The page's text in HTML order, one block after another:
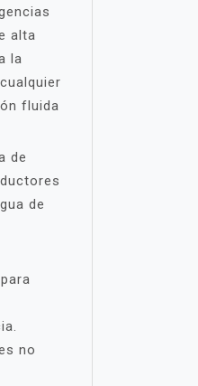
alta
la
fluida
de
de
no